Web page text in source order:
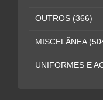
OUTROS (366)
MISCELÂNEA
UNIFORMES E